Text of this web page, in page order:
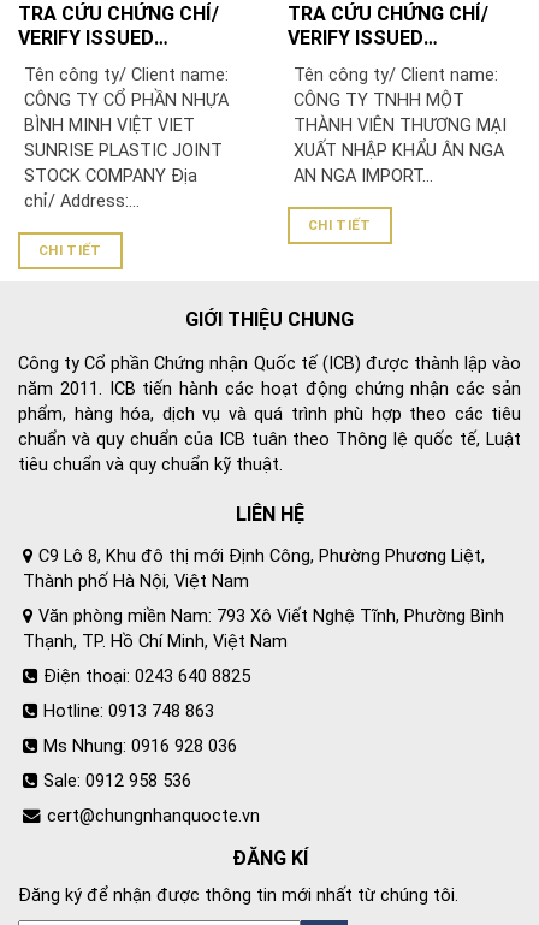
TRA CỨU CHỨNG CHỈ/
VERIFY ISSUED
CỔ PHẦN NHỰA BÌNH
MINH VIỆT
Tên công ty/ Client name:
CÔNG TY CỔ PHẦN NHỰA
BÌNH MINH VIỆT VIET
SUNRISE PLASTIC JOINT
STOCK COMPANY Địa
chỉ/ Address:...
CHI TIẾT
TRA CỨU CHỨNG CHỈ/
VERIFY ISSUED
TNHH MỘT THÀNH VIÊN
THƯƠNG MẠI XUẤT NHẬP
KHẨU ÂN NGA
Tên công ty/ Client name:
CÔNG TY TNHH MỘT
THÀNH VIÊN THƯƠNG MẠI
XUẤT NHẬP KHẨU ÂN NGA
AN NGA IMPORT...
CHI TIẾT
GIỚI THIỆU CHUNG
Công ty Cổ phần Chứng nhận Quốc tế (ICB) được thành lập vào
năm 2011. ICB tiến hành các hoạt động chứng nhận các sản
phẩm, hàng hóa, dịch vụ và quá trình phù hợp theo các tiêu
chuẩn và quy chuẩn của ICB tuân theo Thông lệ quốc tế, Luật
tiêu chuẩn và quy chuẩn kỹ thuật.
LIÊN HỆ
C9 Lô 8, Khu đô thị mới Định Công, Phường Phương Liệt,
Thành phố Hà Nội, Việt Nam
Văn phòng miền Nam: 793 Xô Viết Nghệ Tĩnh, Phường Bình
Thạnh, TP. Hồ Chí Minh, Việt Nam
Điện thoại: 0243 640 8825
Hotline: 0913 748 863
Ms Nhung: 0916 928 036
Sale: 0912 958 536
cert@chungnhanquocte.vn
ĐĂNG KÍ
Đăng ký để nhận được thông tin mới nhất từ chúng tôi.